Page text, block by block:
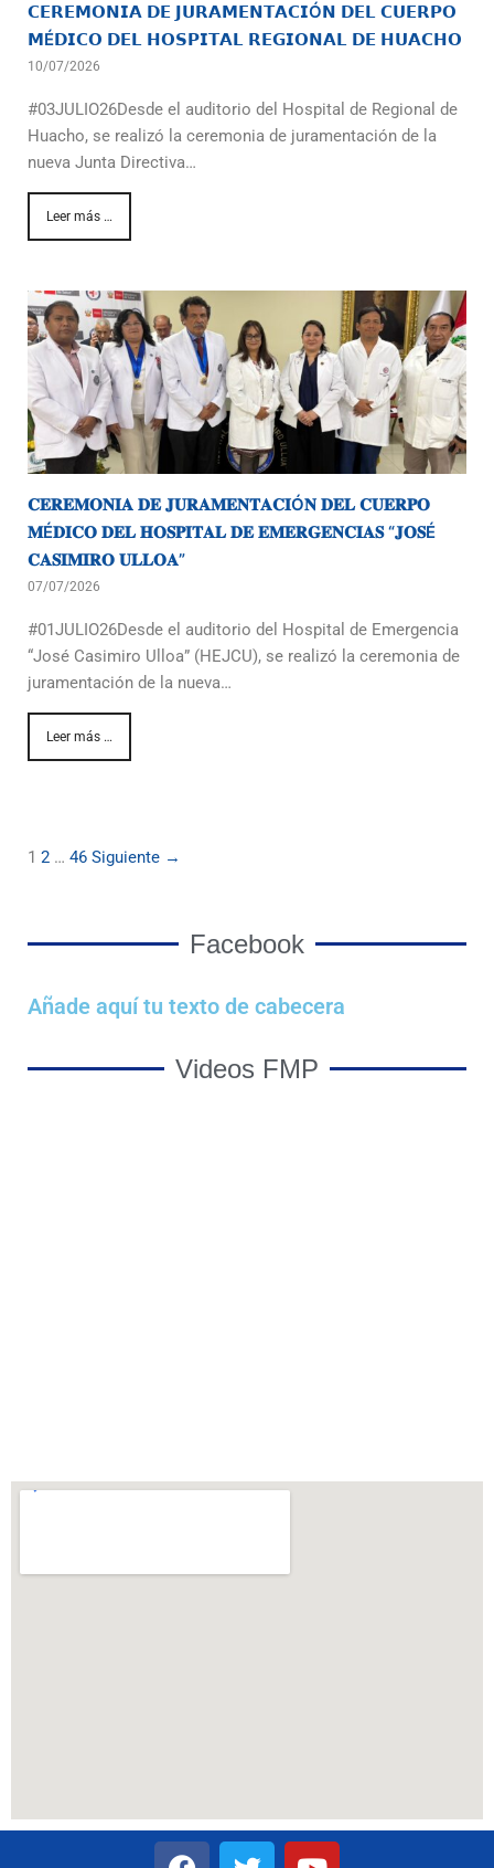
𝗖𝗘𝗥𝗘𝗠𝗢𝗡𝗜𝗔 𝗗𝗘 𝗝𝗨𝗥𝗔𝗠𝗘𝗡𝗧𝗔𝗖𝗜Ó𝗡 𝗗𝗘𝗟 𝗖𝗨𝗘𝗥𝗣𝗢
𝗠É𝗗𝗜𝗖𝗢 𝗗𝗘𝗟 𝗛𝗢𝗦𝗣𝗜𝗧𝗔𝗟 𝗥𝗘𝗚𝗜𝗢𝗡𝗔𝗟 𝗗𝗘 𝗛𝗨𝗔𝗖𝗛𝗢
10/07/2026
#03JULIO26Desde el auditorio del Hospital de Regional de
Huacho, se realizó la ceremonia de juramentación de la
nueva Junta Directiva…
Leer más …
𝐂𝐄𝐑𝐄𝐌𝐎𝐍𝐈𝐀 𝐃𝐄 𝐉𝐔𝐑𝐀𝐌𝐄𝐍𝐓𝐀𝐂𝐈Ó𝐍 𝐃𝐄𝐋 𝐂𝐔𝐄𝐑𝐏𝐎
𝐌É𝐃𝐈𝐂𝐎 𝐃𝐄𝐋 𝐇𝐎𝐒𝐏𝐈𝐓𝐀𝐋 𝐃𝐄 𝐄𝐌𝐄𝐑𝐆𝐄𝐍𝐂𝐈𝐀𝐒 “𝐉𝐎𝐒É
𝐂𝐀𝐒𝐈𝐌𝐈𝐑𝐎 𝐔𝐋𝐋𝐎𝐀”
07/07/2026
#01JULIO26Desde el auditorio del Hospital de Emergencia
“José Casimiro Ulloa” (HEJCU), se realizó la ceremonia de
juramentación de la nueva…
Leer más …
1 2 … 46 Siguiente →
Facebook
Añade aquí tu texto de cabecera
Videos FMP